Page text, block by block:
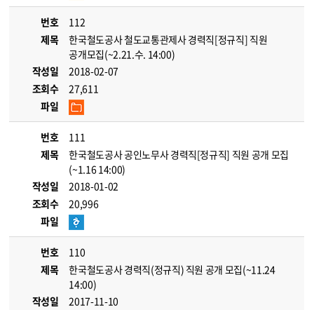
번호
112
제목
한국철도공사 철도교통관제사 경력직[정규직] 직원
공개모집(~2.21.수. 14:00)
작성일
2018-02-07
조회수
27,611
파일
번호
111
제목
한국철도공사 공인노무사 경력직[정규직] 직원 공개 모집
(~1.16 14:00)
작성일
2018-01-02
조회수
20,996
파일
번호
110
제목
한국철도공사 경력직(정규직) 직원 공개 모집(~11.24
14:00)
작성일
2017-11-10